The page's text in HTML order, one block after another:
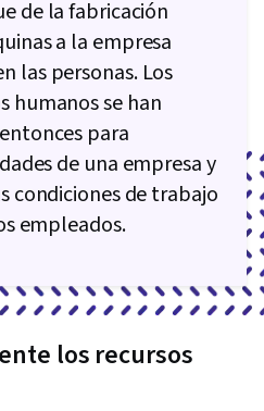
de la fabricación
a la empresa
las personas. Los
humanos se han
para
de una empresa y
condiciones de trabajo
empleados.
los recursos